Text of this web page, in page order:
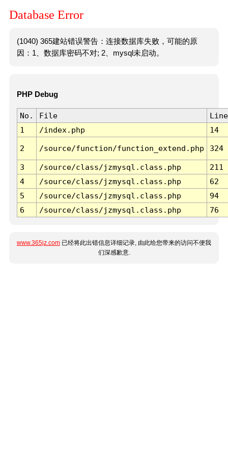
Database Error
(1040) 365建站错误警告：连接数据库失败，可能的原
因：1、数据库密码不对; 2、mysql未启动。
PHP Debug
No. File
Line
1
/index.php 14
2 /source/function/function_extend.php 324
3 /source/class/jzmysql.class.php
211
4
/source/class/jzmysql.class.php
62
5
/source/class/jzmysql.class.php
94
6
/source/class/jzmysql.class.php 76
www.365jz.com 已经将此出错信息详细记录, 由此给您带来的访问不便我
们深感歉意.